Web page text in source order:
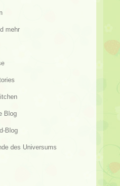
mehr
Blog
Blog
des Universums